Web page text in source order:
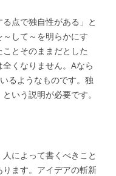
点で独自性がある」と
して～を明らかにす
とそのままだとした
くなりません。Aなら
るようなものです。独
いう説明が必要です。
によって書くべきこと
ます。アイデアの斬新